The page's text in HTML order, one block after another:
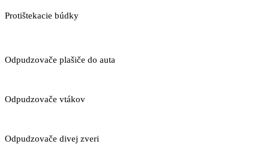
Protištekacie búdky
Odpudzovače plašiče do auta
Odpudzovače vtákov
Odpudzovače divej zveri